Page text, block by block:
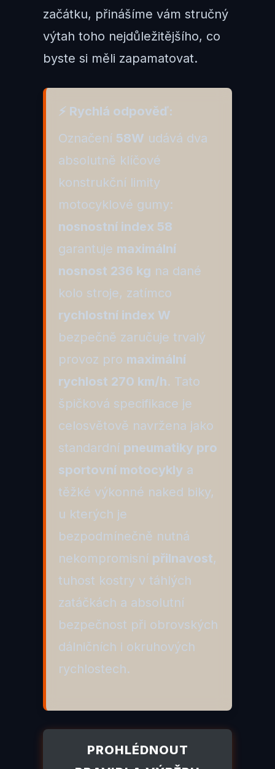
začátku, přinášíme vám stručný
výtah toho nejdůležitějšího, co
byste si měli zapamatovat.
⚡ Rychlá odpověď:
Označení 58W udává dva
absolutně klíčové
konstrukční limity
motocyklové gumy:
nosnostní index 58
garantuje maximální
nosnost 236 kg na dané
kolo stroje, zatímco
rychlostní index W
bezpečně zaručuje trvalý
provoz pro maximální
rychlost 270 km/h. Tato
špičková specifikace je
celosvětově navržena jako
standardní pneumatiky pro
sportovní motocykly a
těžké výkonné naked biky,
u kterých je
bezpodmínečně nutná
nekompromisní přilnavost,
tuhost kostry v táhlých
zatáčkách a absolutní
bezpečnost při obrovských
dálničních i okruhových
rychlostech.
PROHLÉDNOUT